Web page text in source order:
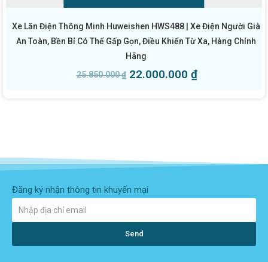
Xe Lăn Điện Thông Minh Huweishen HWS488 | Xe Điện Người Già
An Toàn, Bền Bỉ Có Thể Gấp Gọn, Điều Khiển Từ Xa, Hàng Chính
Hãng
25.850.000₫ 22.000.000 ₫
Đăng ký nhận thông tin khuyến mại
Send